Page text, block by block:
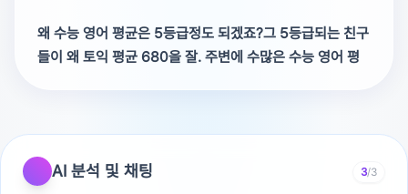
왜 수능 영어 평균은 5등급정도 되겠죠?그 5등급되는 친구
들이 왜 토익 평균 680을 잘. 주변에 수많은 수능 영어 평
죠.토익이 훨씬 더 어렵고 힘듭니다. ​체감도 다르고 정말 어
AI 분석 및 채팅 3/3